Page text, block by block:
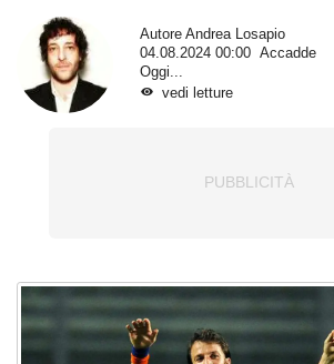
Autore Andrea Losapio
04.08.2024 00:00
Accadde
Oggi...
vedi letture